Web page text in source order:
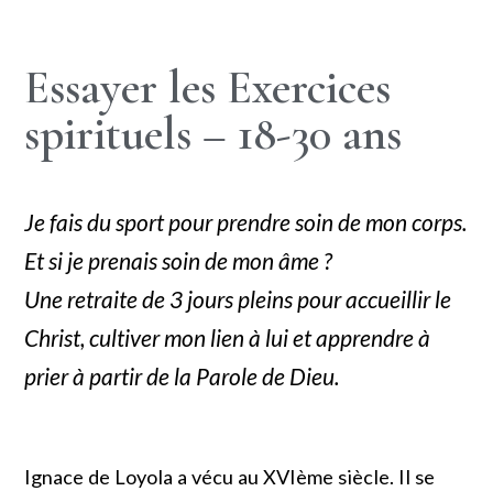
Essayer les Exercices
spirituels – 18-30 ans
Je fais du sport pour prendre soin de mon corps.
Et si je prenais soin de mon âme ?
Une retraite de 3 jours pleins pour accueillir le
Christ, cultiver mon lien à lui et apprendre à
prier à partir de la Parole de Dieu.
Ignace de Loyola a vécu au XVIème siècle. Il se